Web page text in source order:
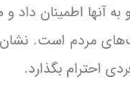
آنها اطمینان داد و
مردم است. نشان
احترام بگذارد.